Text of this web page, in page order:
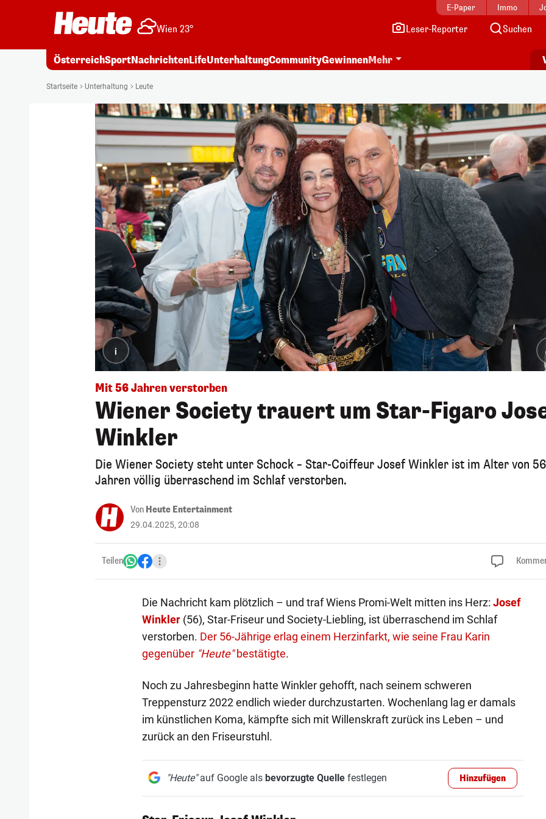
E-Paper Immo
Wien 23° Leser-Reporter Suchen
ÖsterreichSportNachrichtenLifeUnterhaltungCommunityGewinnenMehr
Startseite Unterhaltung Leute
i
Mit 56 Jahren verstorben
Wiener Society trauert um Star-Figaro
Winkler
Die Wiener Society steht unter Schock – Star-Coiffeur Josef Winkler ist im Alter von 56
Jahren völlig überraschend im Schlaf verstorben.
Von Heute Entertainment
29.04.2025, 20:08
Teilen
Die Nachricht kam plötzlich – und traf Wiens Promi-Welt mitten ins Herz: Josef
Winkler(56), Star-Friseur und Society-Liebling, ist überraschend im Schlaf
verstorben. Der 56-Jährige erlag einem Herzinfarkt, wie seine Frau Karin
gegenüber "Heute"bestätigte.
Noch zu Jahresbeginn hatte Winkler gehofft, nach seinem schweren
Treppensturz 2022 endlich wieder durchzustarten. Wochenlang lag er damals
im künstlichen Koma, kämpfte sich mit Willenskraft zurück ins Leben – und
zurück an den Friseurstuhl.
"Heute"auf Google als bevorzugte Quellefestlegen Hinzufügen
1/5